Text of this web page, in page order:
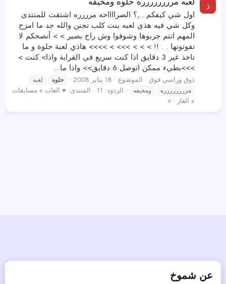
ذ
اول شي كيفكم ..,؟ الصرااااحه مرررره اشتقت للمنتدى
وكل شي فيه هذي لعبه بنت كلب تجنن والله جد ما امزح
المهم انتم جربوها وشوفوا وش راح بصير > > أنصحكم لا
تفوتونها . . !! > > > >>> > >>>> هاذي لعبة حلوة و ما
تاخذ غير 3 دقايق اذا كنت سريع في القراية واذا> كنت >
>>>بطيء ممكن اتوصل 6 دقايق>> واذا ما...
ذوق وراسي فوق الموضوع 18 يناير 2008 حلوه
لعبه
مرررررررره
ومخيفه الردود: 11 المنتدى: ♥ العاب » مسابقات
» الغاز • ०
عن شموخ